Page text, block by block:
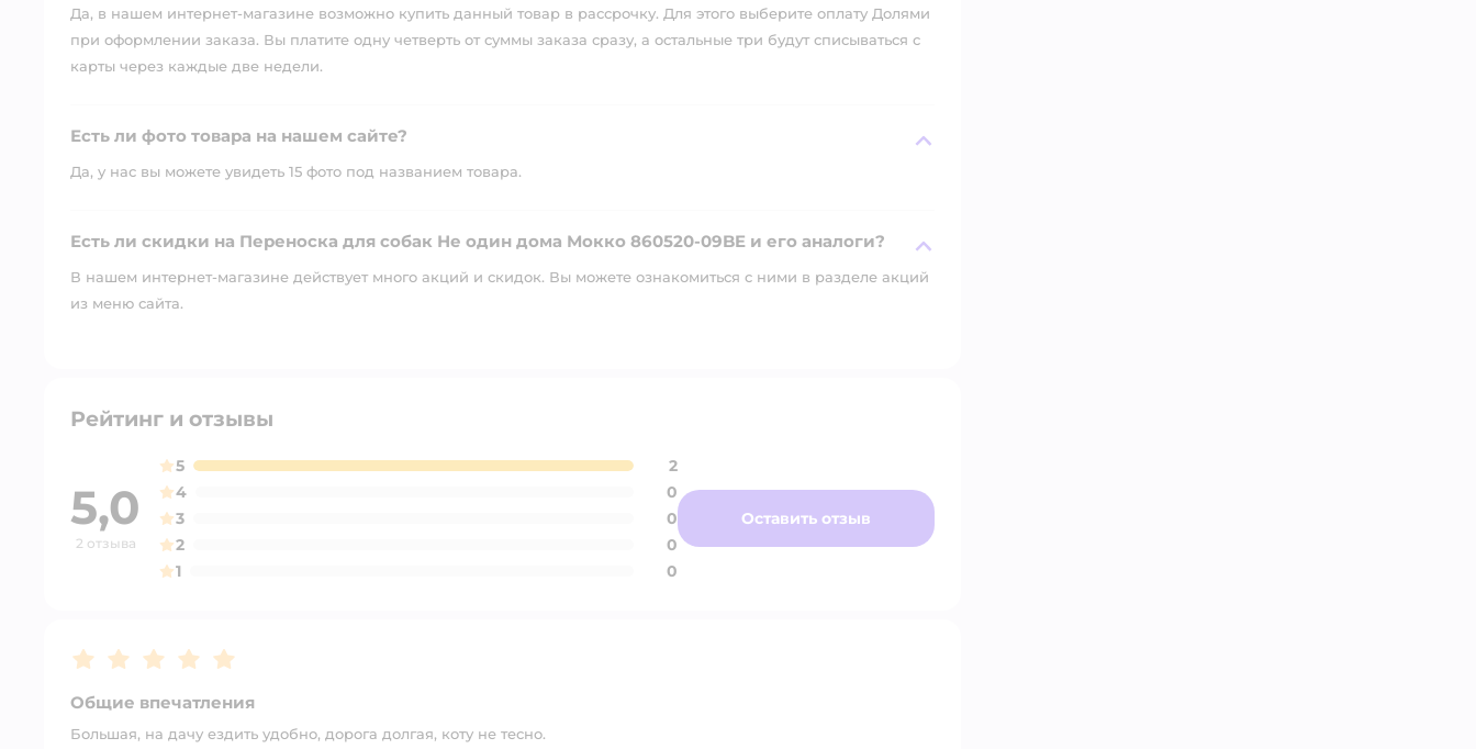
Да, в нашем интернет-магазине возможно купить данный товар в рассрочку. Для этого выберите оплату Долями
при оформлении заказа. Вы платите одну четверть от суммы заказа сразу, а остальные три будут списываться с
карты через каждые две недели.
Есть ли фото товара на нашем сайте?
Да, у нас вы можете увидеть 15 фото под названием товара.
Есть ли скидки на Переноска для собак Не один дома Мокко 860520-09BE и его аналоги?
В нашем интернет-магазине действует много акций и скидок. Вы можете ознакомиться с ними в разделе акций
из меню сайта.
Рейтинг и отзывы
5,0
2 отзыва
5
2
4
0
3
0
2
0
1
0
Оставить отзыв
Рейтинг:5
Общие впечатления
Большая, на дачу ездить удобно, дорога долгая, коту не тесно.